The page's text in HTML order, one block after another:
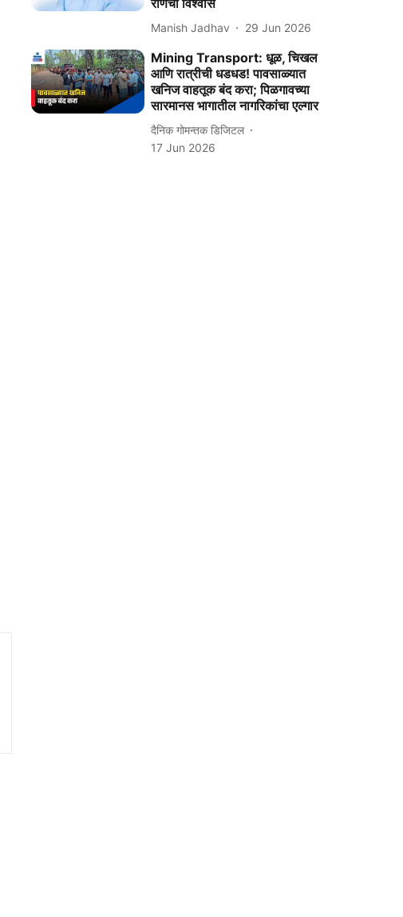
राणेंचा विश्‍‍वास
Manish Jadhav 29 Jun 2026
Mining Transport: धूळ, चिखल
आणि रात्रीची धडधड! पावसाळ्यात
खनिज वाहतूक बंद करा; पिळगावच्या
सारमानस भागातील नागरिकांचा एल्गार
दैनिक गोमन्तक डिजिटल
17 Jun 2026